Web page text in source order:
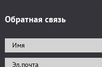
Обратная связь